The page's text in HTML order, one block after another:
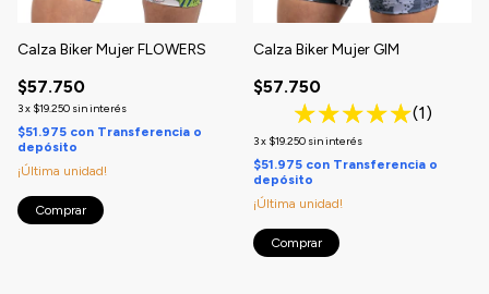
Calza Biker Mujer FLOWERS
$57.750
3x $19.250 sin interés
$51.975 con Transferencia o
depósito
¡Última unidad!
Comprar
Calza Biker Mujer GIM
$57.750
(1)
3x $19.250 sin interés
$51.975 con Transferencia o
depósito
¡Última unidad!
Comprar